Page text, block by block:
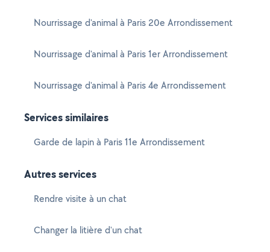
Nourrissage d'animal à Paris 20e Arrondissement
Nourrissage d'animal à Paris 1er Arrondissement
Nourrissage d'animal à Paris 4e Arrondissement
Services similaires
Garde de lapin à Paris 11e Arrondissement
Autres services
Rendre visite à un chat
Changer la litière d'un chat